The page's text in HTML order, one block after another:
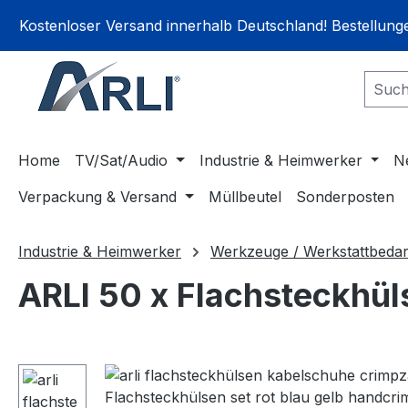
Zur Hauptnavigation springen
Kostenloser Versand innerhalb Deutschland!
Home TV/Sat/Audio Industrie & Heimwerker
Verpackung & Versand
Müllbeutel Sonderposten
Industrie & Heimwerker Werkzeuge /
ARLI 50 x
Bildergalerie überspringen